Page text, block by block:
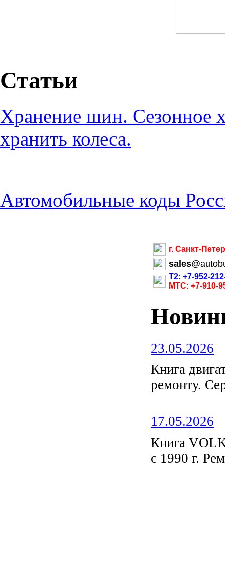
Статьи
Хранение шин. Сезонное
хранить колеса.
Автомобильные коды
г. Санкт-
sales@
Т2: +7-952-
МТС: +7-910-
23.05.2026
Книга
ремонту.
17.05.2026
Книга
с 1990 г.